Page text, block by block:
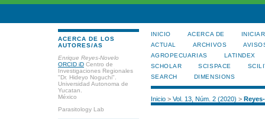
ACERCA DE LOS
AUTORES/AS
Enrique Reyes-Novelo
ORCID iD Centro de
Investigaciones Regionales
"Dr. Hideyo Noguchi".
Universidad Autonoma de
Yucatan.
México
Parasitology Lab
INICIO ACERCA DE
ACTUAL
ARCHIVOS
AGROPECUARIAS
LATINDEX
SCHOLAR
SCISPACE
SEARCH
DIMENSIONS
Inicio> Vol. 13, Núm. 2 (2020) >